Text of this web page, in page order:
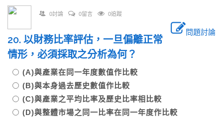
0討論 0留言 0追蹤
問題討論
20. 以財務比率評估，一旦偏離正常
情形，必須採取之分析為何？
(A)與產業在同一年度數值作比較
(B)與本身過去歷史數值作比較
(C)與產業之平均比率及歷史比率相比較
(D)與整體市場之同一比率在同一年度作比較